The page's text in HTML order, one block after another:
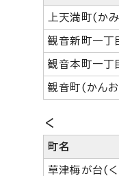
上天満町(か
観音新町一丁
観音本町一丁
観音町(かん
く
町名
草津梅が台(